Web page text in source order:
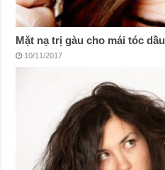
Mặt nạ trị gàu cho mái tóc dầu
10/11/2017